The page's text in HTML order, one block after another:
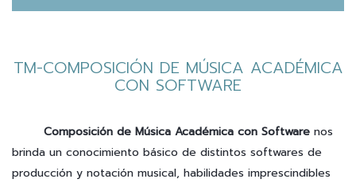
TM-COMPOSICIÓN DE MÚSICA ACADÉMICA
CON SOFTWARE
Composición de Música Académica con Software nos
brinda un conocimiento básico de distintos softwares de
producción y notación musical, habilidades imprescindibles